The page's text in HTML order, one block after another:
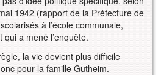
1942 (rapport de la Préfecture de
à l’école communale,
qui a mené l’enquête.
la vie devient plus difficile
pour la famille Gutheim.